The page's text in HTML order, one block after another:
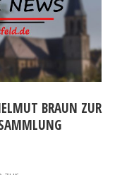
BRAUN ZUR